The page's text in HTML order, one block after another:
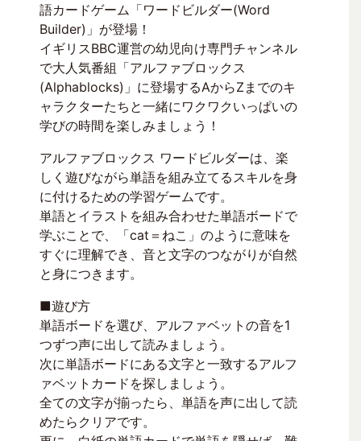
語カードゲーム「ワードビルダー(Word
Builder)」が登場！
イギリスBBC運営の幼児向け専門チャンネル
で大人気番組「アルファブロックス
(Alphablocks)」に登場するAからZまでのキ
ャラクターたちと一緒にワクワクいっぱいの
学びの時間を楽しみましょう！
アルファブロックス ワードビルダーは、楽
しく遊びながら単語を組み立てるスキルを身
に付けるための学習ゲームです。
単語とイラストを組み合わせた単語ボードで
学ぶことで、「cat＝ねこ」のように意味を
すぐに理解でき、音と文字のつながりが自然
と身につきます。
■遊び方
単語ボードを選び、アルファベットの音を1
つずつ声に出して読みましょう。
次に単語ボードにある文字と一致するアルフ
ァベットカードを探しましょう。
全ての文字が揃ったら、単語を声に出して読
めたらクリアです。